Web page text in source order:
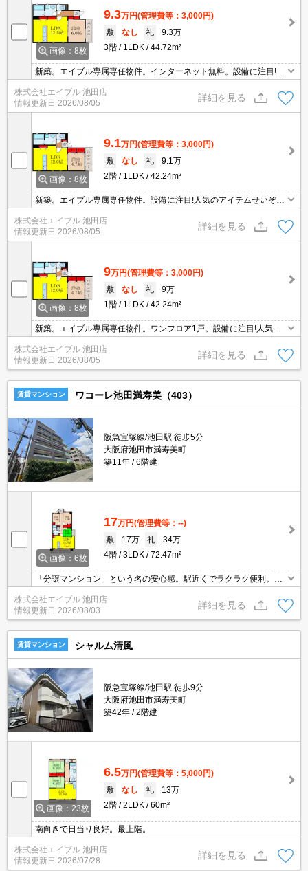
画像：8枚
9.3万円(管理費等：3,000円)
敷
なし 礼
9.3万
3階
1LDK 44.72m²
新築。エイブル専属専任物件。インターネット無料。設備に注目!人
気のアイテムせいぞろい。
株式会社エイブル 池田店
情報更新日 2026/08/05
詳細を見る
画像：8枚
9.1万円(管理費等：3,000円)
敷
なし 礼
9.1万
2階
1LDK 42.24m²
新築。エイブル専属専任物件。設備に注目!人気のアイテムせいぞろ
い。インターネット無料。
株式会社エイブル 池田店
情報更新日 2026/08/05
詳細を見る
画像：8枚
9万円(管理費等：3,000円)
敷
なし 礼
9万
1階
1LDK 42.24m²
新築。エイブル専属専任物件。ワンフロア1戸。設備に注目!人気の
アイテムせいぞろい。インターネット無料。
株式会社エイブル 池田店
情報更新日 2026/08/05
詳細を見る
賃貸マンション ワコーレ池田満寿美（403）
阪急宝塚線/池田駅 徒歩5分
大阪府池田市満寿美町
築11年
6階建
画像：6枚
17万円(管理費等：--)
敷
17万 礼
34万
4階
3LDK 72.47m²
「分譲マンション」という名の安心感。駅近くでラクラク便利。角
部屋をお探しの方に。
株式会社エイブル 池田店
情報更新日 2026/08/03
詳細を見る
賃貸マンション シャルム清風
阪急宝塚線/池田駅 徒歩9分
大阪府池田市満寿美町
築42年
2階建
画像：23枚
6.5万円(管理費等：5,000円)
敷
なし 礼
13万
2階
2LDK 60m²
南向きで日当り良好。最上階。
株式会社エイブル 池田店
情報更新日 2026/07/28
詳細を見る